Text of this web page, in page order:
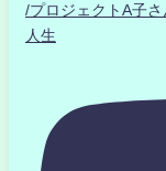
/プロジェクトA子
人生